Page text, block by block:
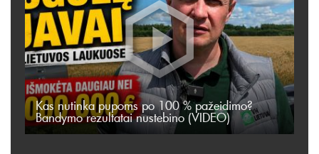
Kas nutinka pupoms po 100 % pažeidimo?
Bandymo rezultatai nustebino (VIDEO)